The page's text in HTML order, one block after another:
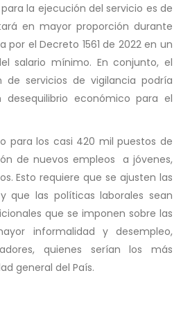
la ejecución del servicio es de
en mayor proporción durante
el Decreto 1561 de 2022 en un
salario mínimo. En conjunto, el
servicios de vigilancia podría
económico para el
para los casi 420 mil puestos de
de nuevos empleos a jóvenes,
Esto requiere que se ajusten las
que las políticas laborales sean
que se imponen sobre las
informalidad y desempleo,
quienes serían los más
general del País.